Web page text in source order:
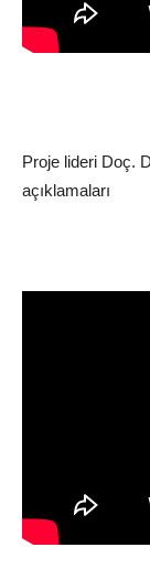
Proje lideri Doç.
açıklamaları